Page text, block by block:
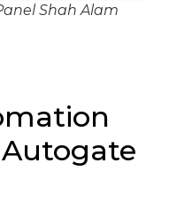
Shah Alam